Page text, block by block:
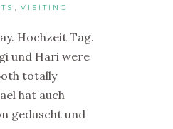
VISITING
Hochzeit Tag.
und Hari were
totally
hat auch
geduscht und